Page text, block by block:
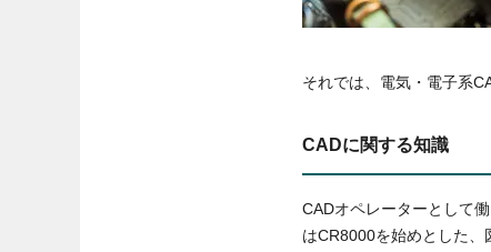
それでは、電気・電子系
CADに関する知識
CADオペレーターとして
はCR8000を始めとした